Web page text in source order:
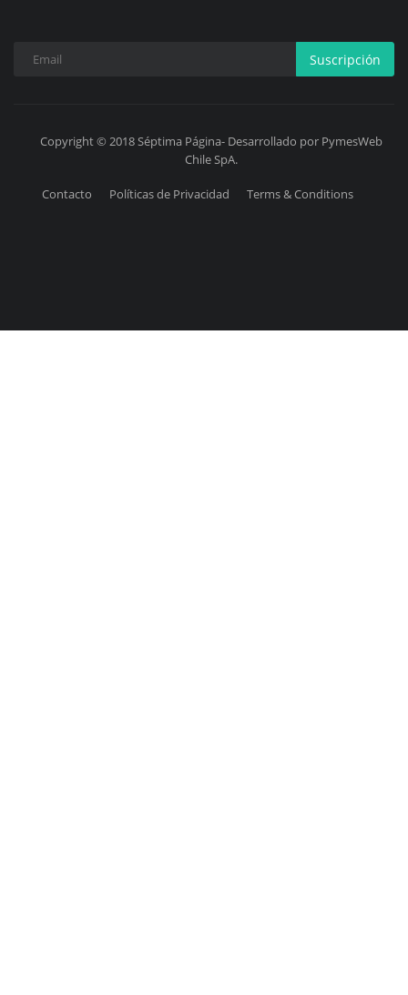
Suscripción
Copyright © 2018 Séptima Página- Desarrollado por PymesWeb
Chile SpA.
Contacto Políticas de Privacidad Terms & Conditions